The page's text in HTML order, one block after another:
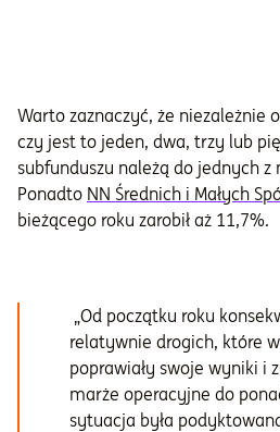
Warto zaznaczyć, że niezależnie
czy jest to jeden, dwa, trzy lub
subfunduszu należą do jednych z
Ponadto NN Średnich i Małych
bieżącego roku zarobił aż 11,7%.
„Od początku roku
relatywnie drogich, które
poprawiały swoje wyniki i
marże operacyjne do
sytuacja była